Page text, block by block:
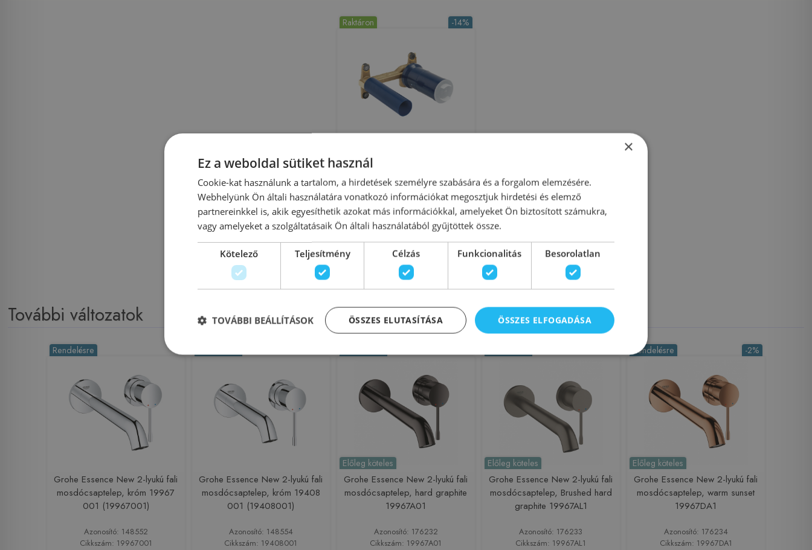
-14%
Raktáron
falba építhető test 23571000
Azonosító: 156068
Cikkszám: 23571000
71 980 Ft
Kosárba
További változatok
Rendelésre
Grohe Essence New 2-lyukú fali
mosdócsaptelep, króm 19967
001 (19967001)
Azonosító: 148552
Cikkszám: 19967001
Grohe Essence New 2-lyukú fali
mosdócsaptelep, króm 19408
001 (19408001)
Azonosító: 148554
Cikkszám: 19408001
Előleg köteles
Grohe Essence New 2-lyukú fali
mosdócsaptelep, hard graphite
19967A01
Azonosító: 176232
Cikkszám: 19967A01
Előleg köteles
Grohe Essence New 2-lyukú fali
mosdócsaptelep, Brushed hard
graphite 19967AL1
Azonosító: 176233
Cikkszám: 19967AL1
-2%
Rendelésre
Előleg köteles
Grohe Essence New 2-lyukú fali
mosdócsaptelep, warm sunset
19967DA1
Azonosító: 176234
Cikkszám: 19967DA1
×
Ez a weboldal sütiket használ
Cookie-kat használunk a tartalom, a hirdetések személyre szabására és a forgalom elemzésére.
Webhelyünk Ön általi használatára vonatkozó információkat megosztjuk hirdetési és elemző
partnereinkkel is, akik egyesíthetik azokat más információkkal, amelyeket Ön biztosított számukra,
vagy amelyeket a szolgáltatásaik Ön általi használatából gyűjtöttek össze.
Kötelező Teljesítmény Célzás Funkcionalitás Besorolatlan
ÖSSZES ELFOGADÁSA
ÖSSZES ELUTASÍTÁSA
TOVÁBBI BEÁLLÍTÁSOK